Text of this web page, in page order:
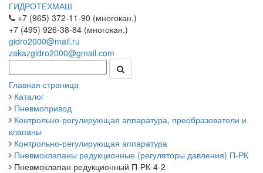
ГИДРОТЕХМАШ
+7 (965) 372-11-90 (многокан.)
+7 (495) 926-38-84 (многокан.)
gidro2000@mail.ru
zakazgidro2000@gmail.com
Главная страница
Каталог
Пневмопривод
Контрольно-регулирующая аппаратура, преобразователи и
клапаны
Контрольно-регулирующая аппаратура
Пневмоклапаны редукционные (регуляторы давления) П-РК
Пневмоклапан редукционный П-РК-4-2